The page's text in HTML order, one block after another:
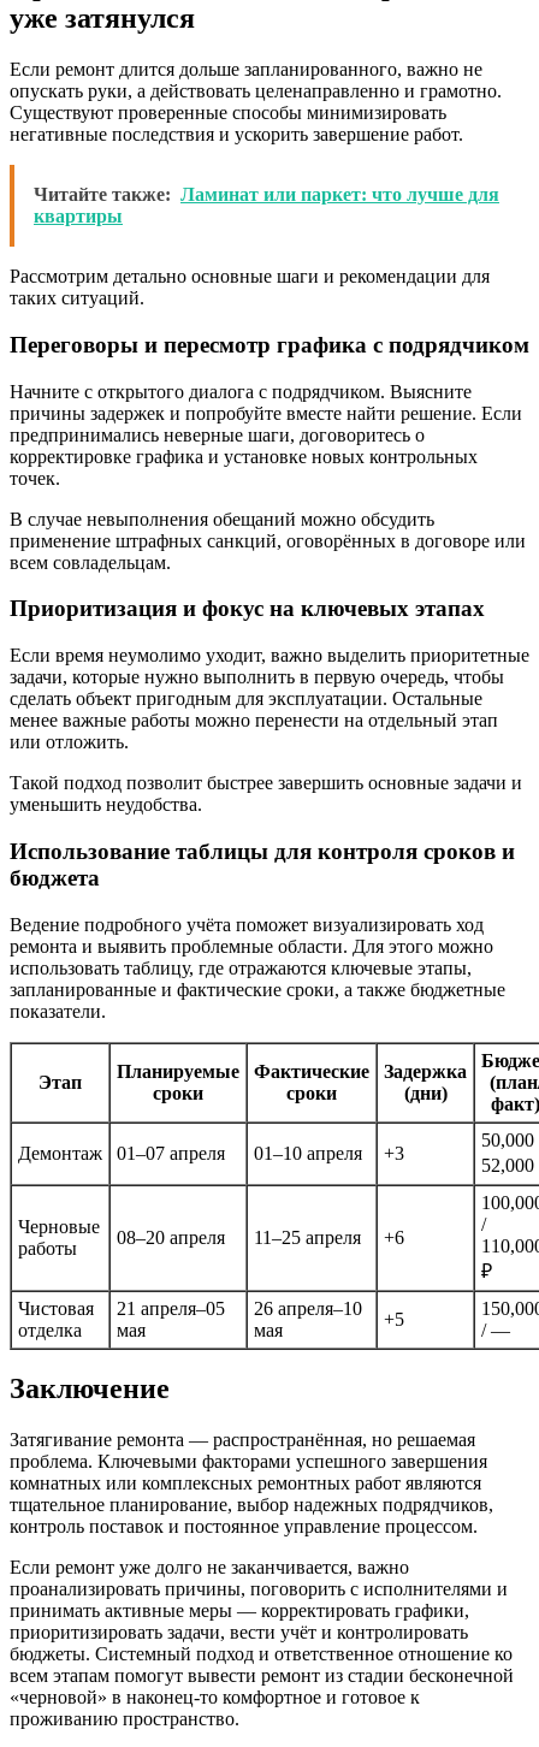
уже затянулся
Если ремонт длится дольше запланированного, важно не
опускать руки, а действовать целенаправленно и грамотно.
Существуют проверенные способы минимизировать
негативные последствия и ускорить завершение работ.
Читайте также: Ламинат или паркет: что лучше для
квартиры
Рассмотрим детально основные шаги и рекомендации для
таких ситуаций.
Переговоры и пересмотр графика с подрядчиком
Начните с открытого диалога с подрядчиком. Выясните
причины задержек и попробуйте вместе найти решение. Если
предпринимались неверные шаги, договоритесь о
корректировке графика и установке новых контрольных
точек.
В случае невыполнения обещаний можно обсудить
применение штрафных санкций, оговорённых в договоре или
всем совладельцам.
Приоритизация и фокус на ключевых этапах
Если время неумолимо уходит, важно выделить приоритетные
задачи, которые нужно выполнить в первую очередь, чтобы
сделать объект пригодным для эксплуатации. Остальные
менее важные работы можно перенести на отдельный этап
или отложить.
Такой подход позволит быстрее завершить основные задачи и
уменьшить неудобства.
Использование таблицы для контроля сроков и
бюджета
Ведение подробного учёта поможет визуализировать ход
ремонта и выявить проблемные области. Для этого можно
использовать таблицу, где отражаются ключевые этапы,
запланированные и фактические сроки, а также бюджетные
показатели.
Этап
Планируемые
сроки
Фактические
сроки
Задержка
(дни)
факт)
Демонтаж 01–07 апреля 01–10 апреля +3
50,000
52,000
Черновые
работы
08–20 апреля 11–25 апреля +6
/
₽
Чистовая
отделка
21 апреля–05
мая
26 апреля–10
мая
+5
/ —
Заключение
Затягивание ремонта — распространённая, но решаемая
проблема. Ключевыми факторами успешного завершения
комнатных или комплексных ремонтных работ являются
тщательное планирование, выбор надежных подрядчиков,
контроль поставок и постоянное управление процессом.
Если ремонт уже долго не заканчивается, важно
проанализировать причины, поговорить с исполнителями и
принимать активные меры — корректировать графики,
приоритизировать задачи, вести учёт и контролировать
бюджеты. Системный подход и ответственное отношение ко
всем этапам помогут вывести ремонт из стадии бесконечной
«черновой» в наконец-то комфортное и готовое к
проживанию пространство.